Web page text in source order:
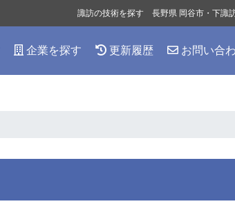
企業を探す 更新履歴 お問い合
諏訪の技術を探す 長野県 岡谷市・下諏